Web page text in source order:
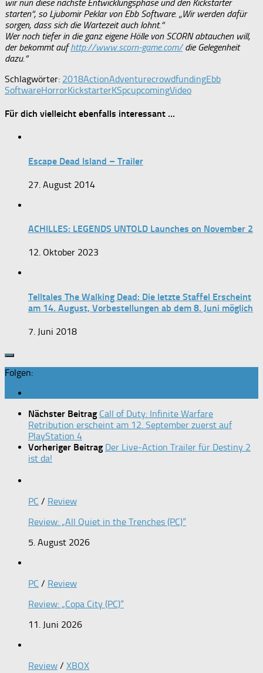
wir nun diese nächste Entwicklungsphase und den Kickstarter
starten“, so Ljubomir Peklar von Ebb Software. „Wir werden dafür
sorgen, dass sich die Wartezeit auch lohnt.“
Wer noch tiefer in die ganz eigene Hölle von SCORN abtauchen will,
der bekommt aufhttp://www.scorn-game.com/die Gelegenheit
dazu.“
Schlagwörter: 2018ActionAdventurecrowdfundingEbb
SoftwareHorrorKickstarterKSpcupcomingVideo
Für dich vielleicht ebenfalls interessant …
Escape Dead Island – Trailer
27. August 2014
ACHILLES: LEGENDS UNTOLD Launches on November 2
12. Oktober 2023
Telltales The Walking Dead: Die letzte Staffel Erscheint
am 14. August, Vorbestellungen ab dem 8. Juni möglich
7. Juni 2018
Folgen:
Nächster Beitrag Call of Duty: Infinite Warfare
Retribution erscheint am 12. September zuerst auf
PlayStation 4
Vorheriger Beitrag Der Live-Action Trailer für Destiny 2
ist da!
PC / Review
Review: „All Quiet in the Trenches (PC)“
5. August 2026
PC / Review
Review: „Copa City (PC)“
11. Juni 2026
Review / XBOX